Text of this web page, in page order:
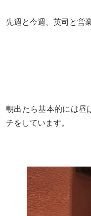
先週と今週、英司と営
朝出たら基本的には昼
チをしています。